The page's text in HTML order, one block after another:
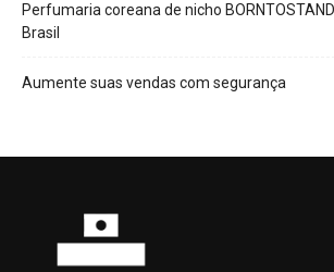
Perfumaria coreana de nicho
Brasil
Aumente suas vendas com segurança